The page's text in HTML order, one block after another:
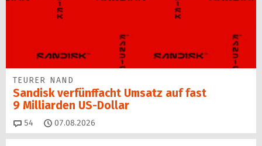
TEURER NAND
Sandisk verfünffacht Umsatz auf fast
9 Milliarden US-Dollar
54 Kommentare
07.08.2026